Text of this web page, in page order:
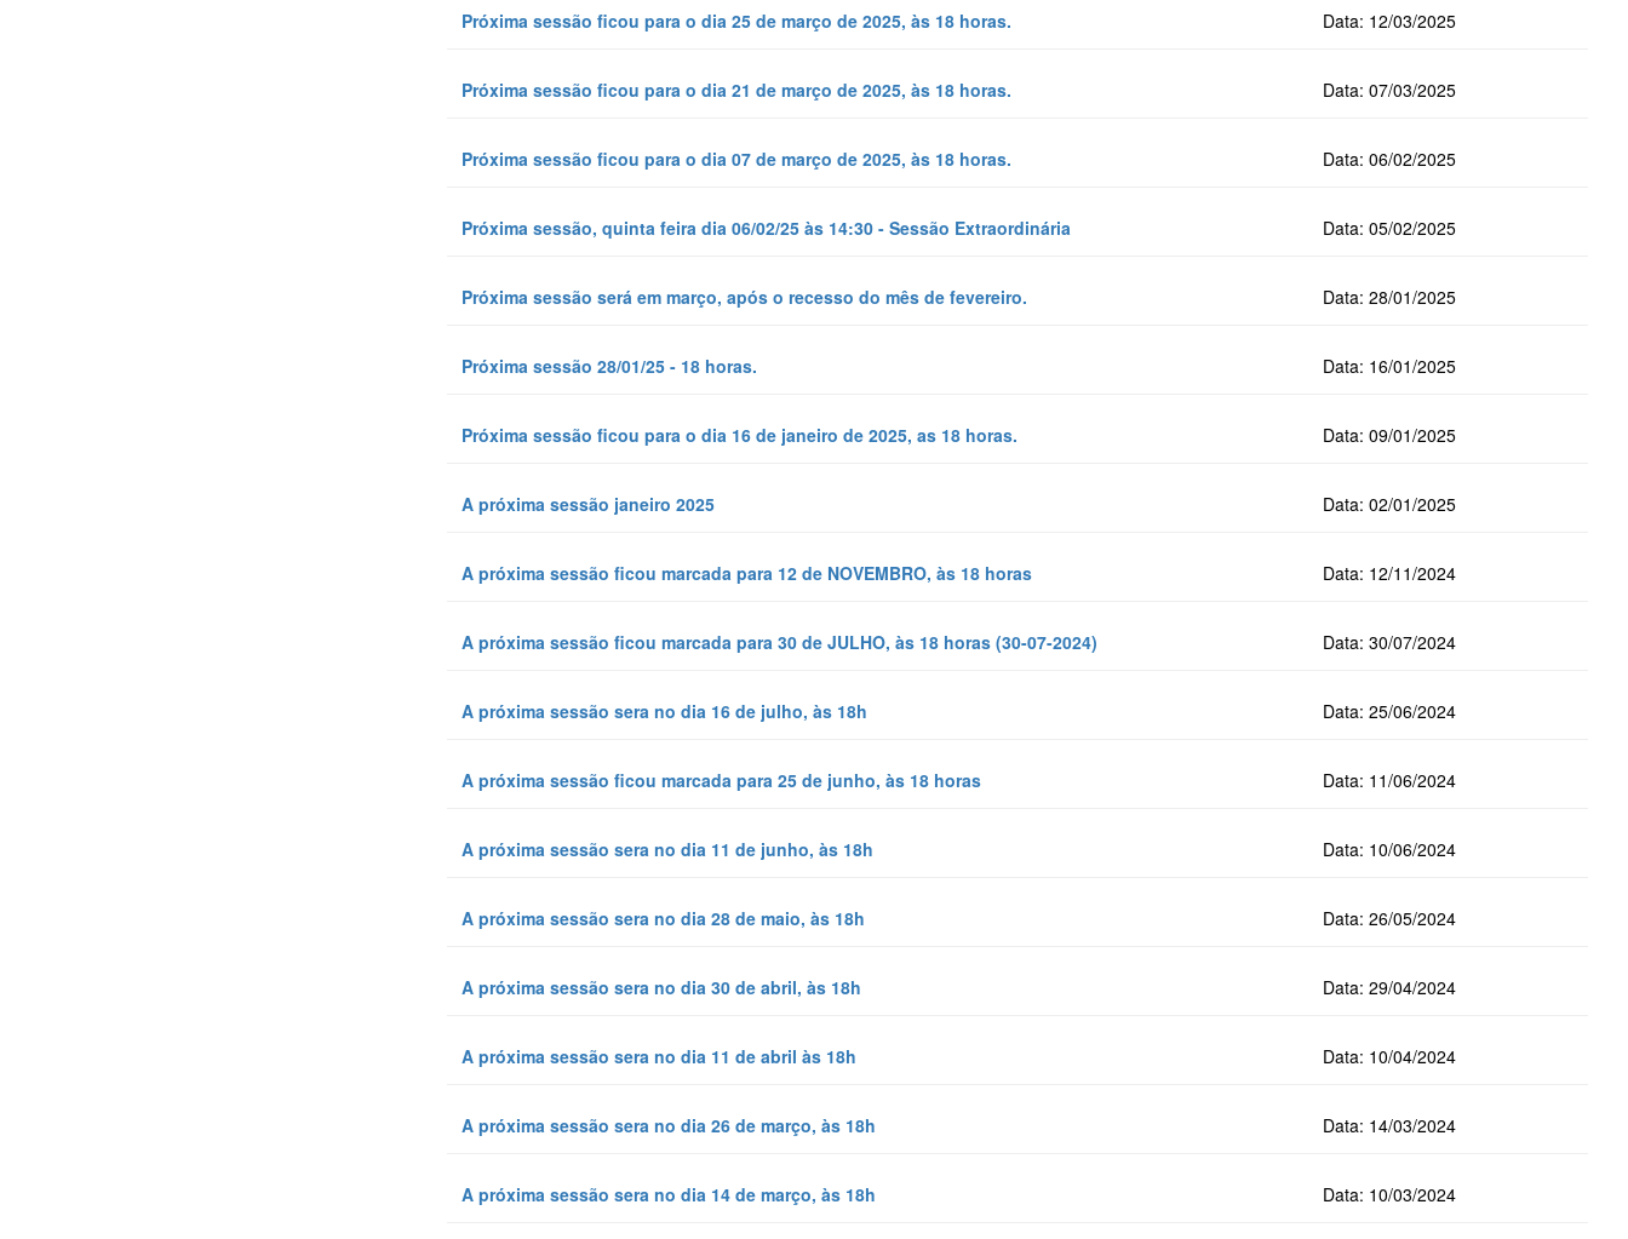
Próxima sessão ficou para o dia 25 de março de 2025, às 18 horas. Data: 12/03/2025
Próxima sessão ficou para o dia 21 de março de 2025, às 18 horas. Data: 07/03/2025
Próxima sessão ficou para o dia 07 de março de 2025, às 18 horas. Data: 06/02/2025
Próxima sessão, quinta feira dia 06/02/25 às 14:30 - Sessão Extraordinária Data: 05/02/2025
Próxima sessão será em março, após o recesso do mês de fevereiro. Data: 28/01/2025
Próxima sessão 28/01/25 - 18 horas. Data: 16/01/2025
Próxima sessão ficou para o dia 16 de janeiro de 2025, as 18 horas. Data: 09/01/2025
A próxima sessão janeiro 2025 Data: 02/01/2025
A próxima sessão ficou marcada para 12 de NOVEMBRO, às 18 horas Data: 12/11/2024
A próxima sessão ficou marcada para 30 de JULHO, às 18 horas (30-07-2024) Data: 30/07/2024
A próxima sessão sera no dia 16 de julho, às 18h Data: 25/06/2024
A próxima sessão ficou marcada para 25 de junho, às 18 horas Data: 11/06/2024
A próxima sessão sera no dia 11 de junho, às 18h Data: 10/06/2024
A próxima sessão sera no dia 28 de maio, às 18h Data: 26/05/2024
A próxima sessão sera no dia 30 de abril, às 18h Data: 29/04/2024
A próxima sessão sera no dia 11 de abril às 18h Data: 10/04/2024
A próxima sessão sera no dia 26 de março, às 18h Data: 14/03/2024
A próxima sessão sera no dia 14 de março, às 18h Data: 10/03/2024